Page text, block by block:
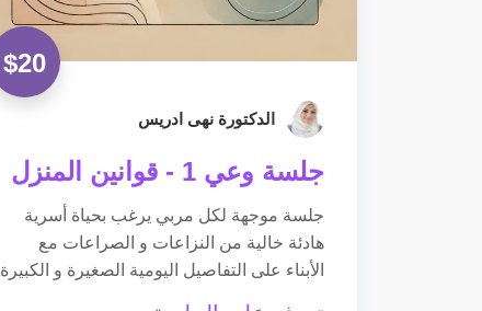
$20
الدكتورة نهى ادريس
جلسة وعي 1 - قوانين المنزل
جلسة موجهة لكل مربي يرغب بحياة أسرية
هادئة خالية من النزاعات و الصراعات مع
الأبناء على التفاصيل اليومية الصغيرة و الكبيرة